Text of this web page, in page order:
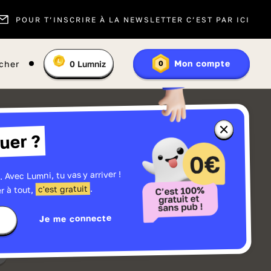
POUR T’INSCRIRE À LA NEWSLETTER C’EST PAR ICI
En
savoir
plus
les
Vous
:
0 Lumniz 0 Mon compte
Fermer
la
fenêtre
sur
Lumniz
?
Lumni, tu vas y arriver !
à tout, c'est gratuit .
Je me connecte